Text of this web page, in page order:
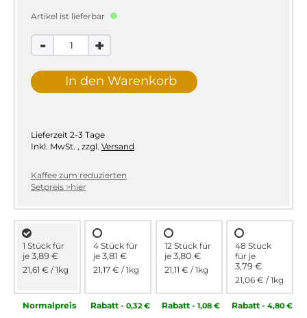
Artikel ist lieferbar
- +
In den Warenkorb
Lieferzeit 2-3 Tage
Inkl. MwSt. , zzgl. Versand
Kaffee zum reduzierten
Setpreis >hier
1 Stück für
je 3,89 €
21,61 € / 1kg
Normal­preis
4 Stück für
je3,81 €
21,17 € / 1kg
Rabatt - 0,32 €
12 Stück für
je 3,80 €
21,11 € / 1kg
Rabatt-1,08 €
48 Stück
für je
3,79 €
21,06 € / 1kg
Rabatt - 4,80 €